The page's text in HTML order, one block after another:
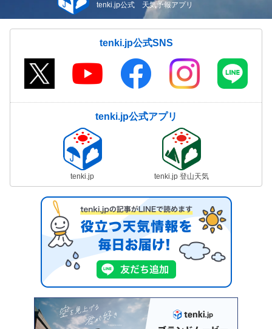
tenki.jp公式 天気予報アプリ
tenki.jp公式SNS
tenki.jp公式アプリ
tenki.jp tenki.jp 登山天気